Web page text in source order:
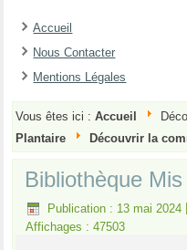
Accueil
Nous Contacter
Mentions Légales
Vous êtes ici :Accueil
Plantaire
Découvrir la
Bibliothèque
Publication : 13 mai 2024
Affichages : 47503